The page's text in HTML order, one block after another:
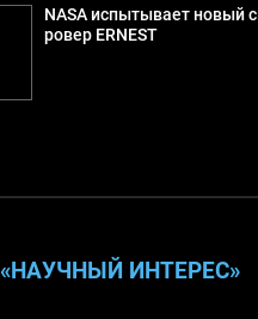
NASA испытывает новый
ровер ERNEST
«НАУЧНЫЙ ИНТЕРЕС»